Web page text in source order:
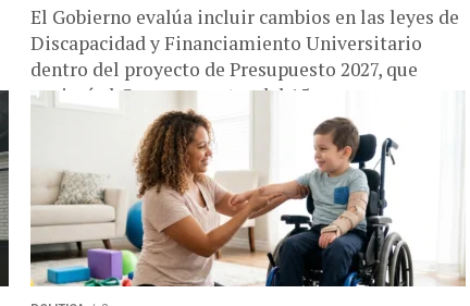
El Gobierno evalúa incluir cambios en las leyes de
Discapacidad y Financiamiento Universitario
dentro del proyecto de Presupuesto 2027, que
enviará al Congreso antes del 15...